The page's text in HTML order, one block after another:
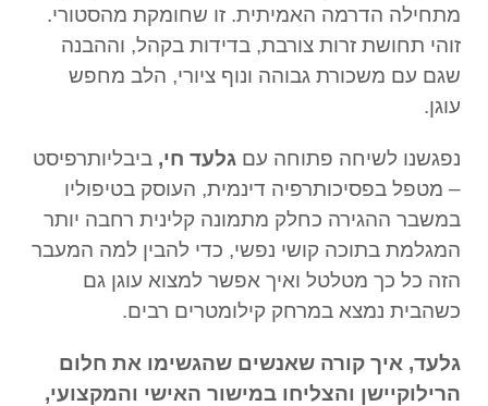
מתחילה הדרמה האמיתית. זו שחומקת מהסטורי.
זוהי תחושת זרות צורבת, בדידות בקהל, וההבנה
שגם עם משכורת גבוהה ונוף ציורי, הלב מחפש
עוגן.
נפגשנו לשיחה פתוחה עם גלעד חי, ביבליותרפיסט
– מטפל בפסיכותרפיה דינמית, העוסק בטיפוליו
במשבר ההגירה כחלק מתמונה קלינית רחבה יותר
המגלמת בתוכה קושי נפשי, כדי להבין למה המעבר
הזה כל כך מטלטל ואיך אפשר למצוא עוגן גם
כשהבית נמצא במרחק קילומטרים רבים.
גלעד, איך קורה שאנשים שהגשימו את חלום
הרילוקיישן והצליחו במישור האישי והמקצועי,